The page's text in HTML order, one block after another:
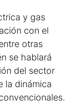
y gas
con el
otras
se hablará
del sector
la dinámica